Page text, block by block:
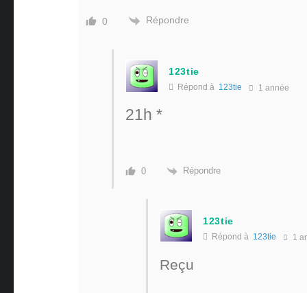
0 Répondre
123tie
Répond à 123tie 1 année
21h *
0 Répondre
123tie
Répond à 123tie 1
Reçu